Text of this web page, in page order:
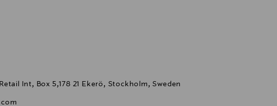
Int, Box 5,178 21 Ekerö, Stockholm, Sweden